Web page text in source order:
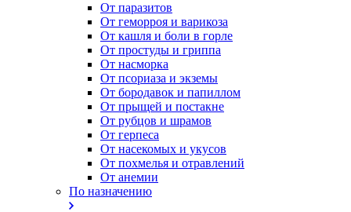
От паразитов
Oт геморроя и варикоза
От кашля и боли в горле
От простуды и гриппа
От насморка
Oт псориаза и экземы
От бородавок и папиллом
От прыщей и постакне
От рубцов и шрамов
От герпеса
От насекомых и укусов
От похмелья и отравлений
От анемии
По назначению